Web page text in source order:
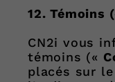
12. Témoins
CN2i vous
témoins («
placés sur